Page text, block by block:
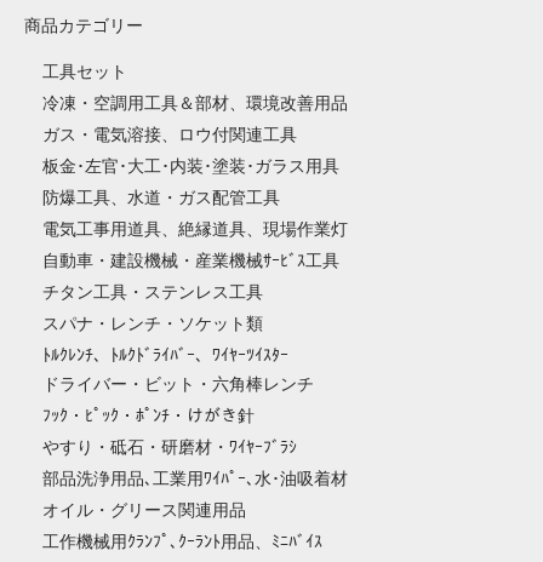
商品カテゴリー
工具セット
冷凍・空調用工具＆部材、環境改善用品
ガス・電気溶接、ロウ付関連工具
板金･左官･大工･内装･塗装･ガラス用具
防爆工具、水道・ガス配管工具
電気工事用道具、絶縁道具、現場作業灯
自動車・建設機械・産業機械ｻｰﾋﾞｽ工具
チタン工具・ステンレス工具
スパナ・レンチ・ソケット類
ﾄﾙｸﾚﾝﾁ、ﾄﾙｸﾄﾞﾗｲﾊﾞｰ、ﾜｲﾔｰﾂｲｽﾀｰ
ドライバー・ビット・六角棒レンチ
ﾌｯｸ・ﾋﾟｯｸ・ﾎﾟﾝﾁ・けがき針
やすり・砥石・研磨材・ﾜｲﾔｰﾌﾞﾗｼ
部品洗浄用品､工業用ﾜｲﾊﾟｰ､水･油吸着材
オイル・グリース関連用品
工作機械用ｸﾗﾝﾌﾟ､ｸｰﾗﾝﾄ用品、ﾐﾆﾊﾞｲｽ